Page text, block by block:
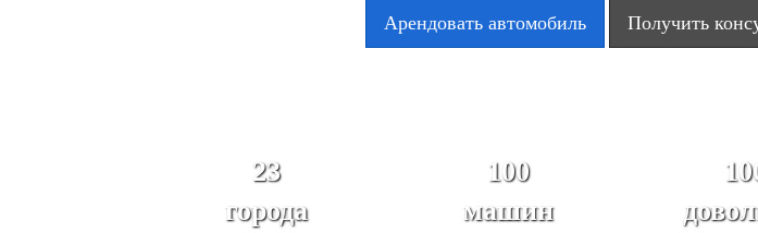
Арендовать автомобиль Получить
23
города
100
машин